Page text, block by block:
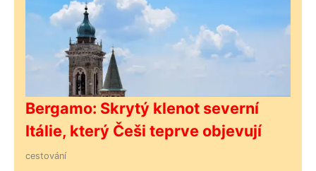
Bergamo: Skrytý klenot severní
Itálie, který Češi teprve objevují
cestování